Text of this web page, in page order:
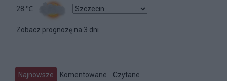
28 ℃
Zobacz prognozę na 3 dni
Najnowsze Komentowane Czytane